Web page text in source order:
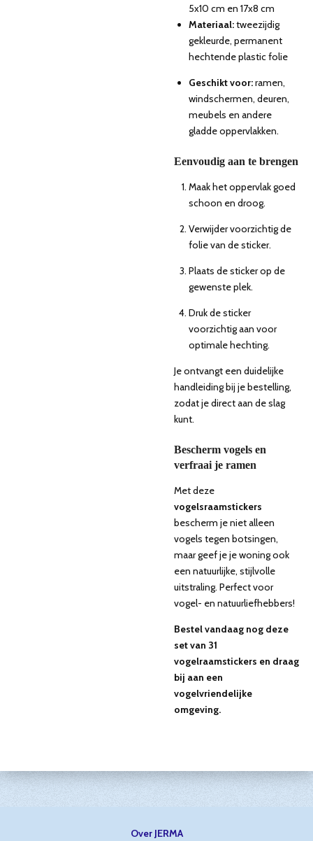
5x10 cm en 17x8 cm
Materiaal:tweezijdig
gekleurde, permanent
hechtende plastic folie
Geschikt voor:ramen,
windschermen, deuren,
meubels en andere
gladde oppervlakken.
Eenvoudig aan te brengen
Maak het oppervlak goed
schoon en droog.
Verwijder voorzichtig de
folie van de sticker.
Plaats de sticker op de
gewenste plek.
Druk de sticker
voorzichtig aan voor
optimale hechting.
Je ontvangt een duidelijke
handleiding bij je bestelling,
zodat je direct aan de slag
kunt.
Bescherm vogels en
verfraai je ramen
Met deze
vogelsraamstickers
bescherm je niet alleen
vogels tegen botsingen,
maar geef je je woning ook
een natuurlijke, stijlvolle
uitstraling. Perfect voor
vogel- en natuurliefhebbers!
Bestel vandaag nog deze
set van 31
vogelraamstickers en draag
bij aan een
vogelvriendelijke
omgeving.
Over JERMA